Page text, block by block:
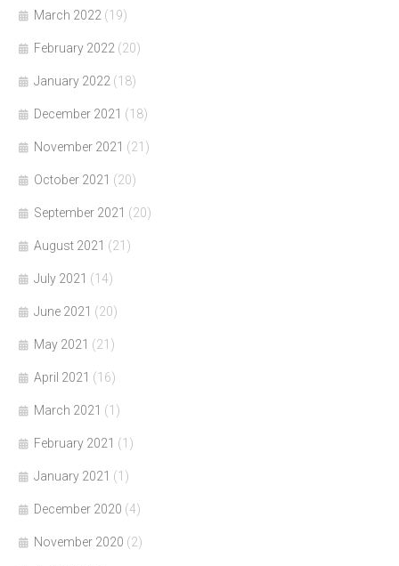
March 2022 (19)
February 2022 (20)
January 2022 (18)
December 2021 (18)
November 2021 (21)
October 2021 (20)
September 2021 (20)
August 2021 (21)
July 2021 (14)
June 2021 (20)
May 2021 (21)
April 2021 (16)
March 2021 (1)
February 2021 (1)
January 2021 (1)
December 2020 (4)
November 2020 (2)